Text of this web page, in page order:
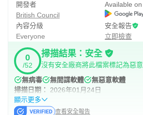
開發者
British Council
Available on
內容分級
Everyone
安全報告
立即檢查
0
/52
掃描結果：安全
沒有安全廠商將此檔案標記為惡意
無病毒
無間諜軟體
無惡意軟體
掃描日期：
2026年01月24日
顯示更多
查看安全報告